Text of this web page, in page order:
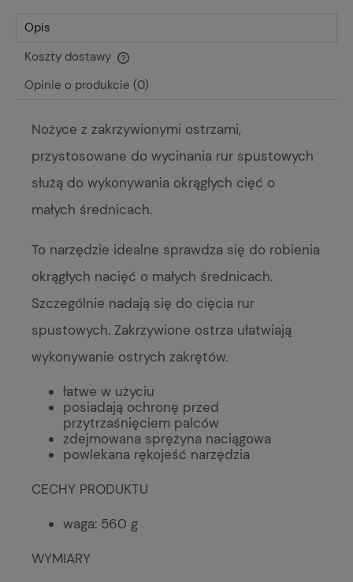
Opis
Koszty dostawy
Cena nie zawiera ewentualnych kosztów płatności
Opinie o produkcie (0)
Nożyce z zakrzywionymi ostrzami,
przystosowane do wycinania rur spustowych
służą do wykonywania okrągłych cięć o
małych średnicach.
To narzędzie idealne sprawdza się do robienia
okrągłych nacięć o małych średnicach.
Szczególnie nadają się do cięcia rur
spustowych. Zakrzywione ostrza ułatwiają
wykonywanie ostrych zakrętów.
łatwe w użyciu
posiadają ochronę przed
przytrzaśnięciem palców
zdejmowana sprężyna naciągowa
powlekana rękojeść narzędzia
CECHY PRODUKTU
waga: 560 g
WYMIARY